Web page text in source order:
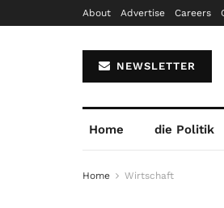
About Advertise Careers
NEWSLETTER
Home die Politik
Home Wirtschaft